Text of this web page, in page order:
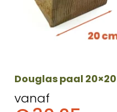
vanaf
gekozen
productpagina